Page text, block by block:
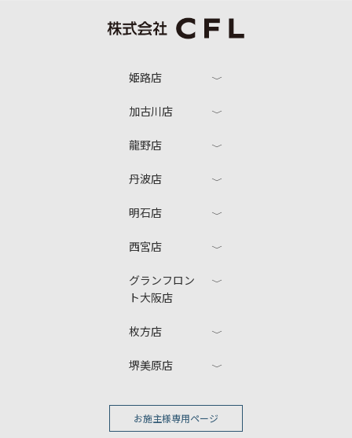
姫路店
加古川店
龍野店
丹波店
明石店
西宮店
グランフロン
ト大阪店
枚方店
堺美原店
お施主様専用ページ